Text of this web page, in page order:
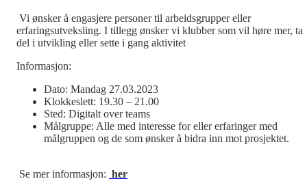
Vi ønsker å engasjere personer til arbeidsgrupper eller
erfaringsutveksling. I tillegg ønsker vi klubber som vil høre mer, ta
del i utvikling eller sette i gang aktivitet
Informasjon:
Dato: Mandag 27.03.2023
Klokkeslett: 19.30 – 21.00
Sted: Digitalt over teams
Målgruppe: Alle med interesse for eller erfaringer med
målgruppen og de som ønsker å bidra inn mot prosjektet.
Se mer informasjon: her